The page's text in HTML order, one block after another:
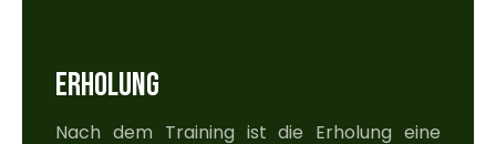
ERHOLUNG
Nach dem Training ist die Erholung eine